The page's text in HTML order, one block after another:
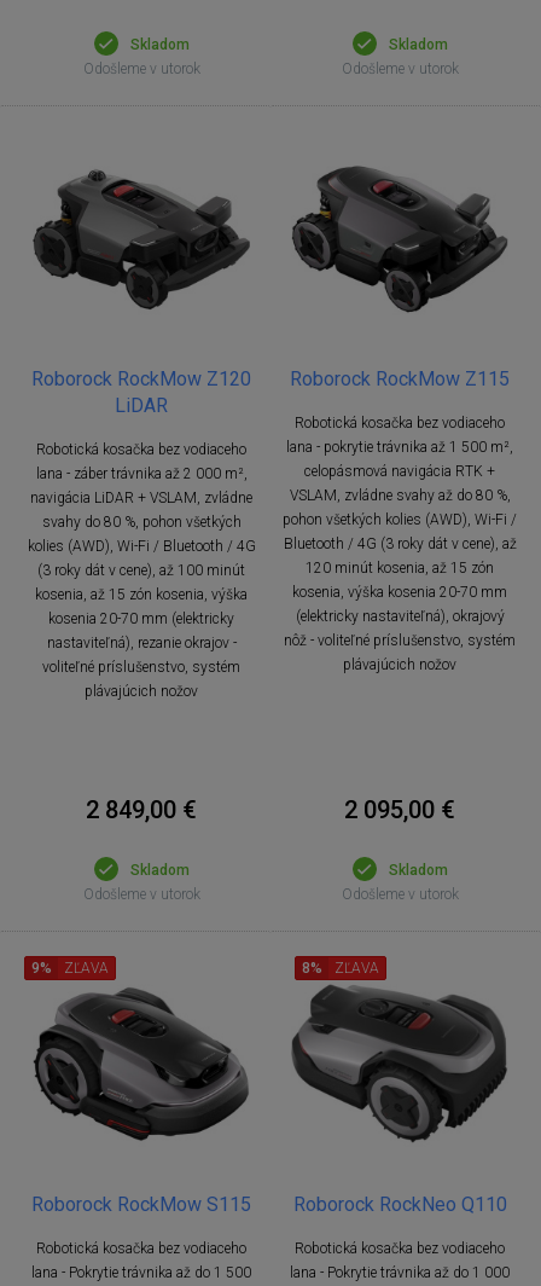
Skladom
Odošleme v utorok
Skladom
Odošleme v utorok
Roborock RockMow Z120
LiDAR
Robotická kosačka bez vodiaceho
lana - záber trávnika až 2 000 m²,
navigácia LiDAR + VSLAM, zvládne
svahy do 80 %, pohon všetkých
kolies (AWD), Wi-Fi / Bluetooth / 4G
(3 roky dát v cene), až 100 minút
kosenia, až 15 zón kosenia, výška
kosenia 20-70 mm (elektricky
nastaviteľná), rezanie okrajov -
voliteľné príslušenstvo, systém
plávajúcich nožov
2 849,00 €
Skladom
Odošleme v utorok
Roborock RockMow Z115
Robotická kosačka bez vodiaceho
lana - pokrytie trávnika až 1 500 m²,
celopásmová navigácia RTK +
VSLAM, zvládne svahy až do 80 %,
pohon všetkých kolies (AWD), Wi-Fi /
Bluetooth / 4G (3 roky dát v cene), až
120 minút kosenia, až 15 zón
kosenia, výška kosenia 20-70 mm
(elektricky nastaviteľná), okrajový
nôž - voliteľné príslušenstvo, systém
plávajúcich nožov
2 095,00 €
Skladom
Odošleme v utorok
Roborock RockMow S115
Robotická kosačka bez vodiaceho
lana - Pokrytie trávnika až do 1 500
9% ZĽAVA
Roborock RockNeo Q110
Robotická kosačka bez vodiaceho
lana - Pokrytie trávnika až do 1 000
8% ZĽAVA